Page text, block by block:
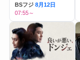
BSフジ 8月12日
07:55～